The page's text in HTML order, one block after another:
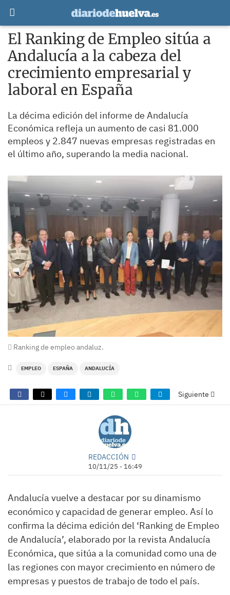
El Ranking de Empleo sitúa a
Andalucía a la cabeza del
crecimiento empresarial y
laboral en España
La décima edición del informe de Andalucía
Económica refleja un aumento de casi 81.000
empleos y 2.847 nuevas empresas registradas en
el último año, superando la media nacional.
Ranking de empleo andaluz.
EMPLEO ESPAÑA ANDALUCÍA
Siguiente
REDACCIÓN
10/11/25 - 16:49
Andalucía vuelve a destacar por su dinamismo
económico y capacidad de generar empleo. Así lo
confirma la décima edición del ‘Ranking de Empleo
de Andalucía’, elaborado por la revista Andalucía
Económica, que sitúa a la comunidad como una de
las regiones con mayor crecimiento en número de
empresas y puestos de trabajo de todo el país.